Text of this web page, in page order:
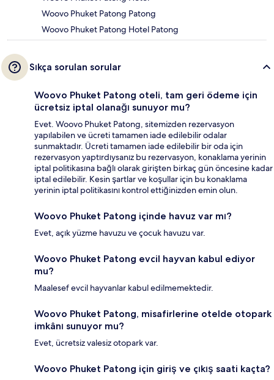
Woovo Phuket Patong Patong
Woovo Phuket Patong Hotel Patong
Sıkça sorulan sorular
Woovo Phuket Patong oteli, tam geri ödeme için
ücretsiz iptal olanağı sunuyor mu?
Evet. Woovo Phuket Patong, sitemizden rezervasyon
yapılabilen ve ücreti tamamen iade edilebilir odalar
sunmaktadır. Ücreti tamamen iade edilebilir bir oda için
rezervasyon yaptırdıysanız bu rezervasyon, konaklama yerinin
iptal politikasına bağlı olarak girişten birkaç gün öncesine kadar
iptal edilebilir. Kesin şartlar ve koşullar için bu konaklama
yerinin iptal politikasını kontrol ettiğinizden emin olun.
Woovo Phuket Patong içinde havuz var mı?
Evet, açık yüzme havuzu ve çocuk havuzu var.
Woovo Phuket Patong evcil hayvan kabul ediyor
mu?
Maalesef evcil hayvanlar kabul edilmemektedir.
Woovo Phuket Patong, misafirlerine otelde otopark
imkânı sunuyor mu?
Evet, ücretsiz valesiz otopark var.
Woovo Phuket Patong için giriş ve çıkış saati kaçta?